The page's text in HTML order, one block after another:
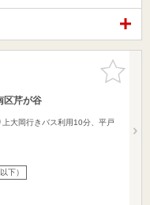
お気に入
りに追加
区芹が谷
大岡行きバス利用10分、平戸
下）